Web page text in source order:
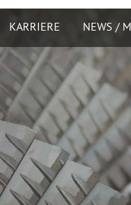
KAR­RIE­RE NEWS /